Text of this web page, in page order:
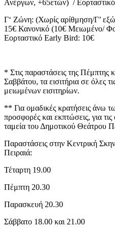
Ανέργων, +65ετών) /
Γ‘ Ζώνη: (Χωρίς αρίθμηση/Γ’
15€ Κανονικό (10€ Μειωμένο/
Εορταστικό Early Bird: 10€
* Στις παραστάσεις της Πέμπτης
Σαββάτου, τα εισιτήρια σε όλες
μειωμένων εισιτηρίων.
** Για ομαδικές κρατήσεις άνω
προσφορές και εκπτώσεις, για τις
ταμεία του Δημοτικού Θεάτρου
Παραστάσεις στην Κεντρική
Πειραιά:
Τέταρτη 19.00
Πέμπτη 20.30
Παρασκευή 20.30
Σάββατο 18.00 και 21.00